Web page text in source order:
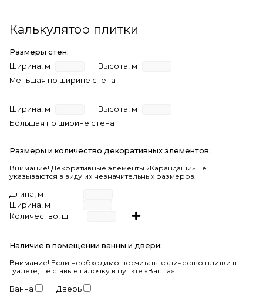
Калькулятор плитки
Размеры стен:
Ширина, м
Высота, м
Меньшая по ширине стена
Ширина, м
Высота, м
Большая по ширине стена
Размеры и количество декоративных элементов:
Внимание! Декоративные элементы «Карандаши» не
указываются в виду их незначительных размеров.
Длина, м
Ширина, м
Количество, шт.
Наличие в помещении ванны и двери:
Внимание! Если необходимо посчитать количество плитки в
туалете, не ставьте галочку в пункте «Ванна».
Ванна Дверь